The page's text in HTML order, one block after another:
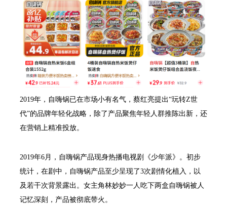
2019年，自嗨锅已在市场小有名气，蔡红亮提出“玩转Z世
代”的品牌年轻化战略，除了产品聚焦年轻人群推陈出新，还
在营销上精准投放。
2019年6月，自嗨锅产品现身热播电视剧《少年派》。初步
统计，在剧中，自嗨锅产品至少呈现了3次剧情化植入，以
及若干次背景露出。女主角林妙妙一人吃下两盒自嗨锅被人
记忆深刻，产品被彻底带火。